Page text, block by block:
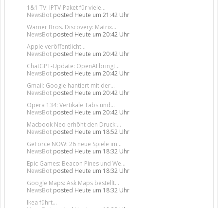
1&1 TV: IPTV-Paket für viele...
NewsBot posted Heute um 21:42 Uhr
Warner Bros. Discovery: Matrix...
NewsBot posted Heute um 20:42 Uhr
Apple veröffentlicht...
NewsBot posted Heute um 20:42 Uhr
ChatGPT-Update: OpenAI bringt...
NewsBot posted Heute um 20:42 Uhr
Gmail: Google hantiert mit der...
NewsBot posted Heute um 20:42 Uhr
Opera 134: Vertikale Tabs und...
NewsBot posted Heute um 20:42 Uhr
Macbook Neo erhöht den Druck:...
NewsBot posted Heute um 18:52 Uhr
GeForce NOW: 26 neue Spiele im...
NewsBot posted Heute um 18:32 Uhr
Epic Games: Beacon Pines und We...
NewsBot posted Heute um 18:32 Uhr
Google Maps: Ask Maps bestellt...
NewsBot posted Heute um 18:32 Uhr
Ikea führt...